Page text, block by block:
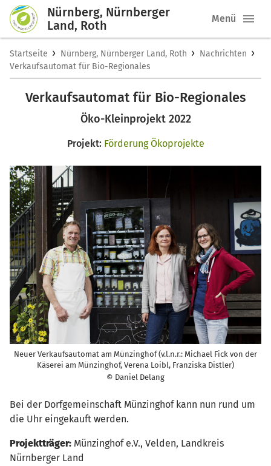
Nürnberg, Nürnberger
Land, Roth
Menü
Startseite › Nürnberg, Nürnberger Land, Roth › Nachrichten ›
Verkaufsautomat für Bio-Regionales
Verkaufsautomat für Bio-Regionales
Öko-Kleinprojekt 2022
Projekt: Förderung Ökoprojekte
Neuer Verkaufsautomat am Münzinghof (v.l.n.r.: Michael Fick von der
Käserei am Münzinghof, Verena Loibl, Franziska Distler)
© Daniel Delang
Bei der Dorfgemeinschaft Münzinghof kann nun rund um
die Uhr eingekauft werden.
Projektträger: Münzinghof e.V., Velden, Landkreis
Nürnberger Land